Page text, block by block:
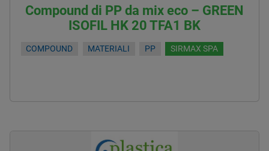
Compound di PP da mix eco – GREEN
ISOFIL HK 20 TFA1 BK
COMPOUND MATERIALI PP SIRMAX SPA